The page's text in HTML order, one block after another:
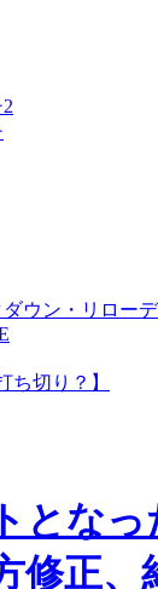
ウン・リローデ
ち切り？】
とな
修正、